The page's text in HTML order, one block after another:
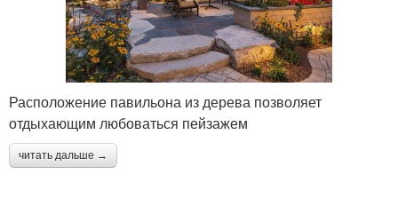
Расположение павильона из дерева позволяет
отдыхающим любоваться пейзажем
читать дальше →